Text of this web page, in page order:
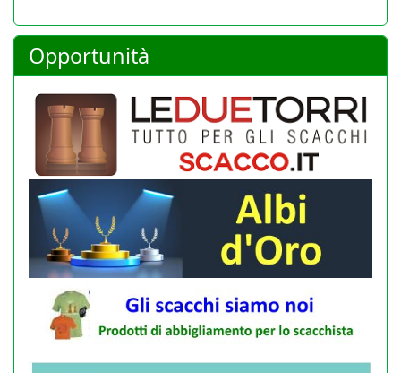
Opportunità